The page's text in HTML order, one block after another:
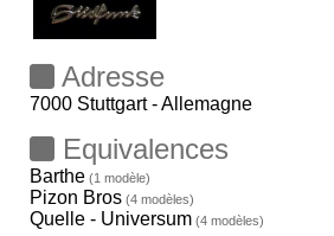
Adresse
7000 Stuttgart - Allemagne
Equivalences
Barthe (1 modèle)
Pizon Bros (4 modèles)
Quelle - Universum (4 modèles)